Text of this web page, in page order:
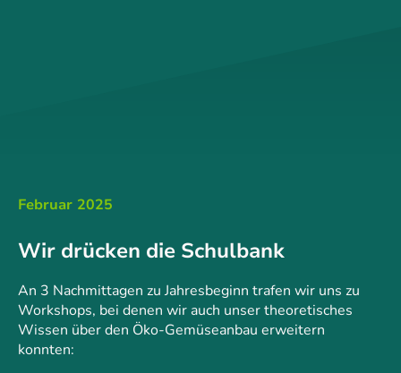
Februar 2025
Wir drücken die Schulbank
An 3 Nachmittagen zu Jahresbeginn trafen wir uns zu
Workshops, bei denen wir auch unser theoretisches
Wissen über den Öko-Gemüseanbau erweitern
konnten: